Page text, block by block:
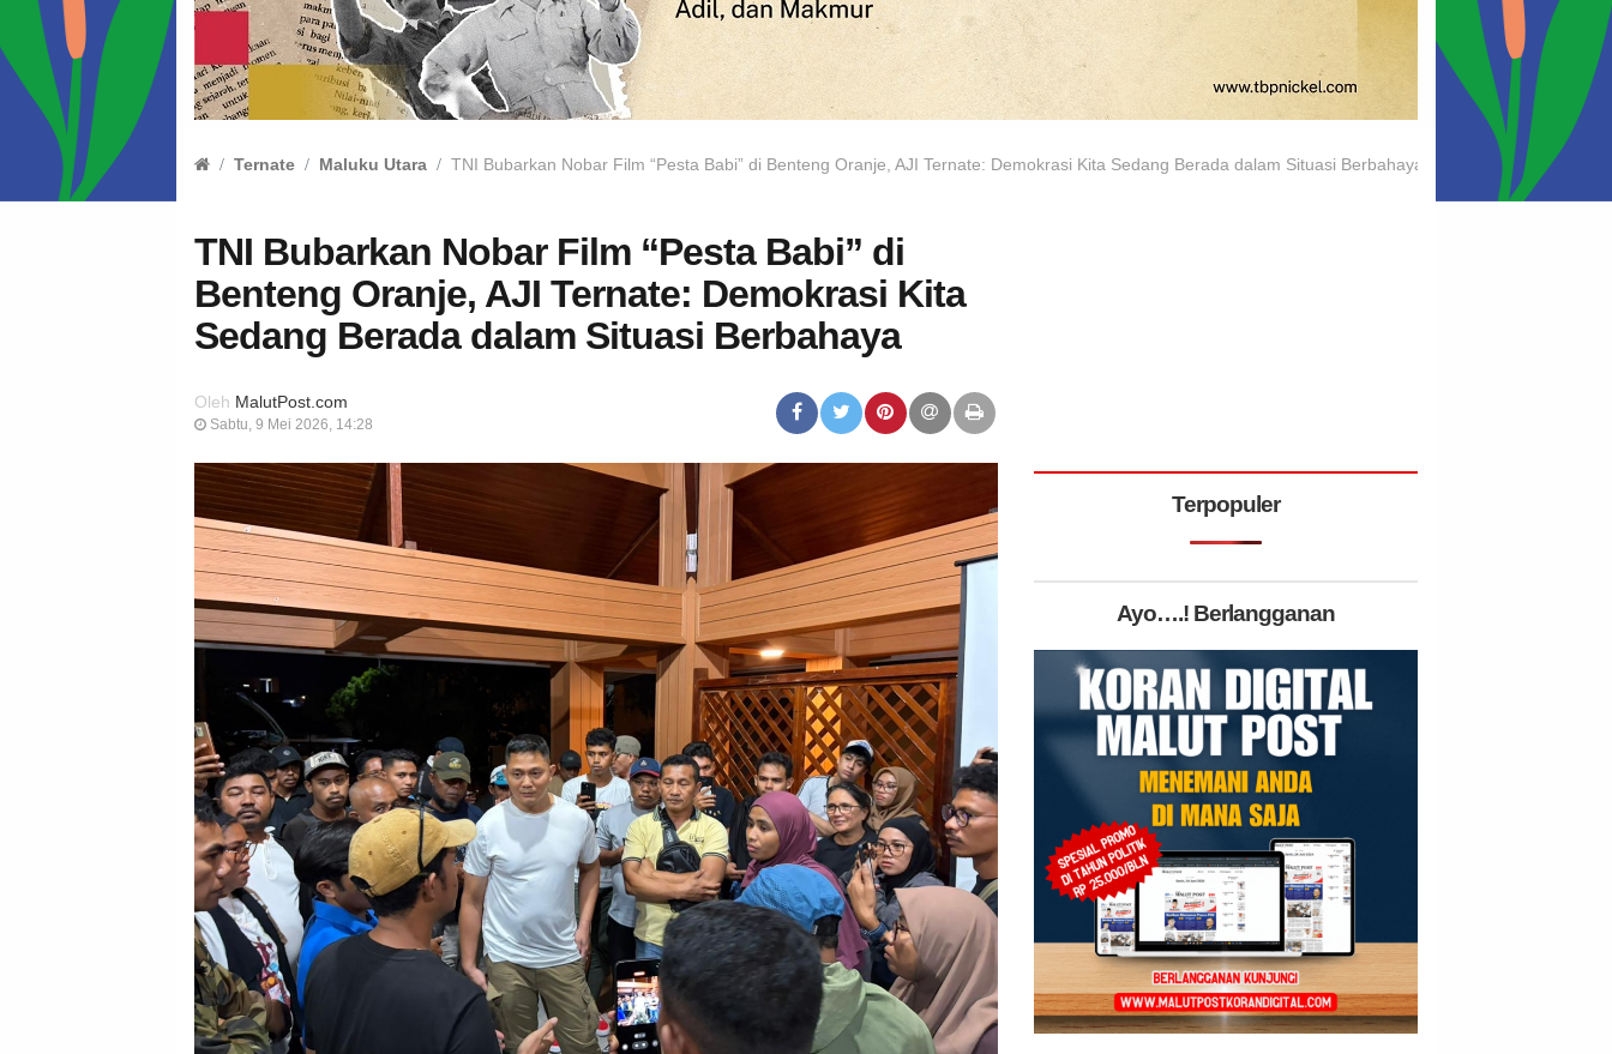
Ternate Maluku Utara TNI Bubarkan Nobar Film “Pesta Babi” di Benteng Oranje, AJI Ternate: Demokrasi Kita Sedang Berada dalam Situasi Berbahaya
TNI Bubarkan Nobar Film “Pesta Babi” di
Benteng Oranje, AJI Ternate: Demokrasi Kita
Sedang Berada dalam Situasi Berbahaya
Oleh MalutPost.com
Sabtu, 9 Mei 2026, 14:28
Terpopuler
Ayo….! Berlangganan